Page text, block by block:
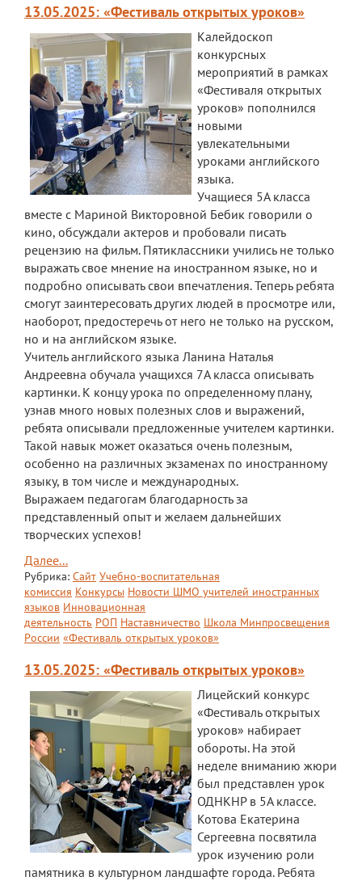
Мероприятия
Контакты
13.05.2025: «Фестиваль открытых уроков»
Калейдоскоп
конкурсных
мероприятий в рамках
«Фестиваля открытых
уроков» пополнился
новыми
увлекательными
уроками английского
языка.
Учащиеся 5А класса
вместе с Мариной Викторовной Бебик говорили о
кино, обсуждали актеров и пробовали писать
рецензию на фильм. Пятиклассники учились не только
выражать свое мнение на иностранном языке, но и
подробно описывать свои впечатления. Теперь ребята
смогут заинтересовать других людей в просмотре или,
наоборот, предостеречь от него не только на русском,
но и на английском языке.
Учитель английского языка Ланина Наталья
Андреевна обучала учащихся 7А класса описывать
картинки. К концу урока по определенному плану,
узнав много новых полезных слов и выражений,
ребята описывали предложенные учителем картинки.
Такой навык может оказаться очень полезным,
особенно на различных экзаменах по иностранному
языку, в том числе и международных.
Выражаем педагогам благодарность за
представленный опыт и желаем дальнейших
творческих успехов!
Далее...
Рубрика: Сайт Учебно-воспитательная
комиссия Конкурсы Новости ШМО учителей иностранных
языков Инновационная
деятельность РОП Наставничество Школа Минпросвещения
России «Фестиваль открытых уроков»
13.05.2025: «Фестиваль открытых уроков»
Лицейский конкурс
«Фестиваль открытых
уроков» набирает
обороты. На этой
неделе вниманию жюри
был представлен урок
ОДНКНР в 5А классе.
Котова Екатерина
Сергеевна посвятила
урок изучению роли
памятника в культурном ландшафте города. Ребята